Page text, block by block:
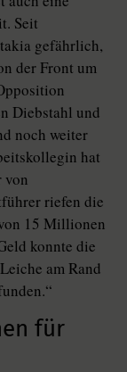
Seit
gefährlich,
der Front um
Diebstahl und
noch weiter
hat
von
riefen die
15 Millionen
konnte die
am Rand
für